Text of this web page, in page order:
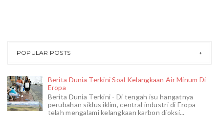
POPULAR POSTS
Berita Dunia Terkini Soal Kelangkaan Air Minum Di
Eropa
Berita Dunia Terkini - Di tengah isu hangatnya
perubahan siklus iklim, central industri di Eropa
telah mengalami kelangkaan karbon dioksi...